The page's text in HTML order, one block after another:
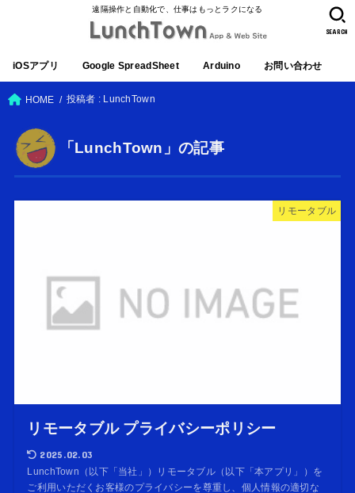
遠隔操作と自動化で、仕事はもっとラクになる
iOSアプリ Google SpreadSheet Arduino お問い合わせ
SEARCH
HOME 投稿者 : LunchTown
「LunchTown」の記事
リモータブル
リモータブル プライバシーポリシー
2025.02.03
LunchTown（以下「当社」）リモータブル（以下「本アプリ」）を
ご利用いただくお客様のプライバシーを尊重し、個人情報の適切な